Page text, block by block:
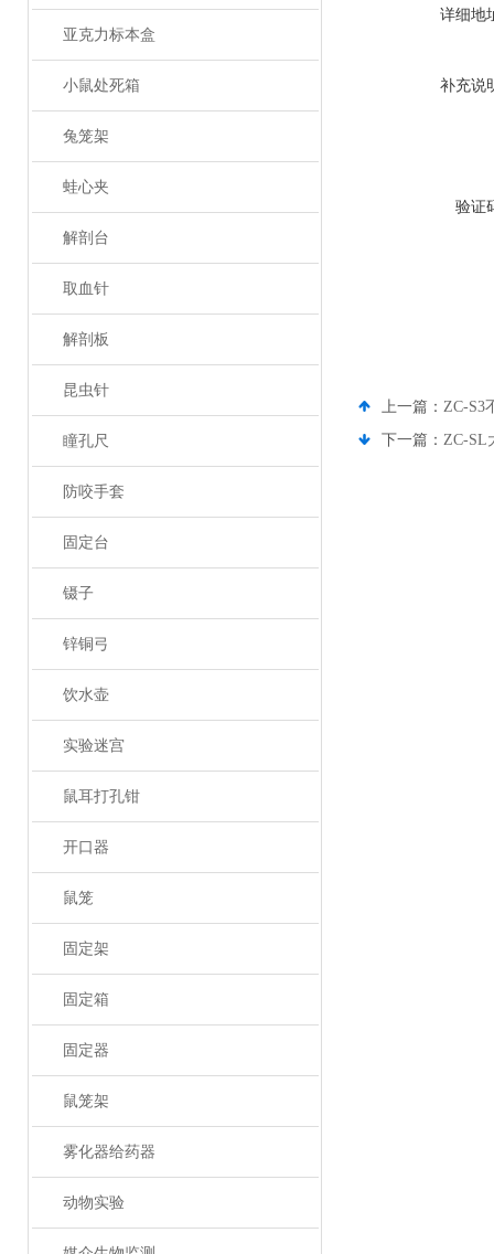
亚克力标本盒
小鼠处死箱
兔笼架
蛙心夹
解剖台
取血针
解剖板
昆虫针
瞳孔尺
防咬手套
固定台
镊子
锌铜弓
饮水壶
实验迷宫
鼠耳打孔钳
开口器
鼠笼
固定架
固定箱
固定器
鼠笼架
雾化器给药器
动物实验
详细地
补充说
验证
上一篇： ZC-S3
下一篇： ZC-SL